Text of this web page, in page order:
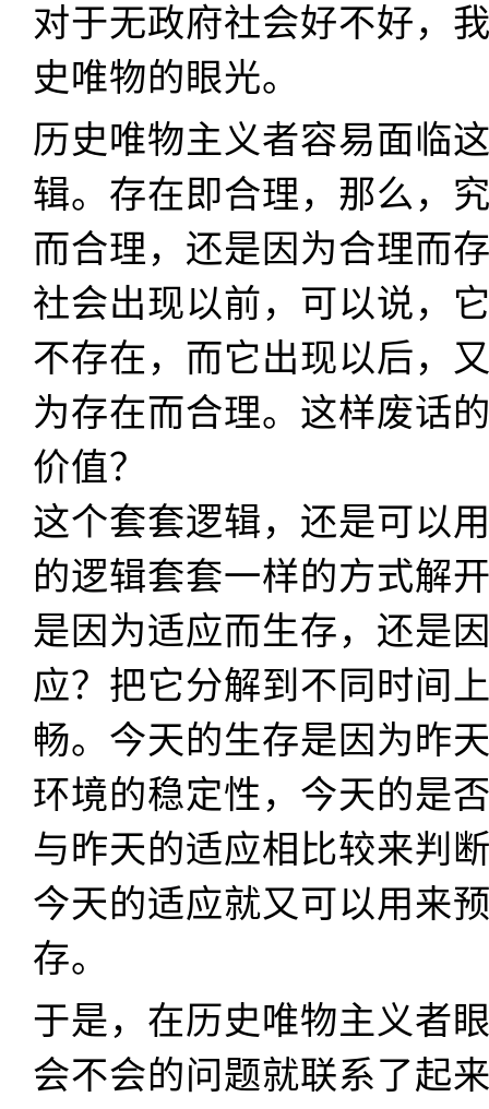
对于无政府社会好不好，
史唯物的眼光。
历史唯物主义者容易面临
辑。存在即合理，那么，
而合理，还是因为合理而
社会出现以前，可以说，
不存在，而它出现以后，
为存在而合理。这样废话
价值？
这个套套逻辑，还是可以
的逻辑套套一样的方式解
是因为适应而生存，还是
应？把它分解到不同时间
畅。今天的生存是因为昨
环境的稳定性，今天的是
与昨天的适应相比较来判
今天的适应就又可以用来
存。
于是，在历史唯物主义者
会不会的问题就联系了起